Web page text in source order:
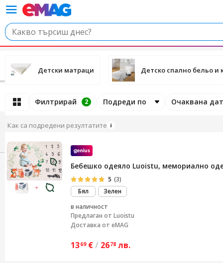
Детски матраци Детско спално бельо и
Филтрирай 2 Подреди по Очаквана
Как са подредени резултатите
Бебешко одеяло Luoistu, мемориално
5 (3)
Бял
Зелен
в наличност
Предлаган от Luoistu
Доставка от eMAG
1369 €/ 2678 лв.